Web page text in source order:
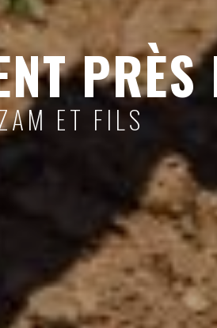
ET FILS